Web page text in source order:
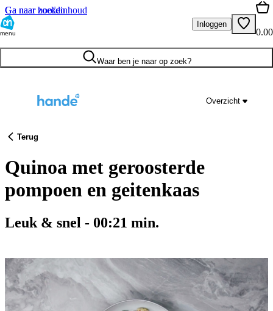
Ga naar hoofdinhoud
Ga naar zoeken
menu
Inloggen
0.00
Waar ben je naar op zoek?
Overzicht
Terug
Quinoa met geroosterde
pompoen en geitenkaas
Leuk & snel - 00:21 min.